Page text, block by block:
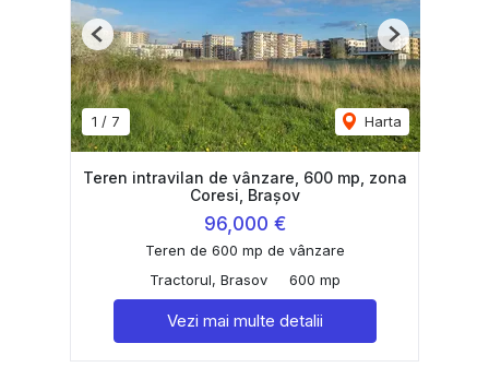
1 / 7 Harta
Previous Next
Teren intravilan de vânzare, 600 mp, zona
Coresi, Brașov
96,000 €
Teren de 600 mp de vânzare
Tractorul, Brasov
600 mp
Vezi mai multe detalii